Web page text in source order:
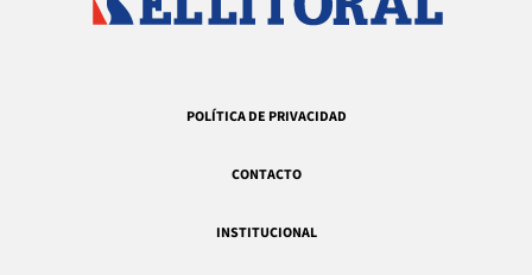
POLÍTICA DE PRIVACIDAD
CONTACTO
INSTITUCIONAL